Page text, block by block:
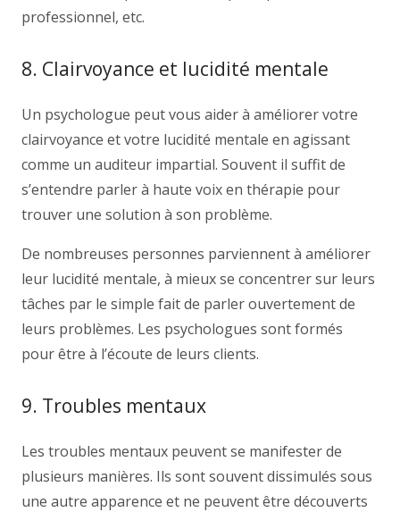
professionnel, etc.
8. Clairvoyance et lucidité mentale
Un psychologue peut vous aider à améliorer votre
clairvoyance et votre lucidité mentale en agissant
comme un auditeur impartial. Souvent il suffit de
s’entendre parler à haute voix en thérapie pour
trouver une solution à son problème.
De nombreuses personnes parviennent à améliorer
leur lucidité mentale, à mieux se concentrer sur leurs
tâches par le simple fait de parler ouvertement de
leurs problèmes. Les psychologues sont formés
pour être à l’écoute de leurs clients.
9. Troubles mentaux
Les troubles mentaux peuvent se manifester de
plusieurs manières. Ils sont souvent dissimulés sous
une autre apparence et ne peuvent être découverts